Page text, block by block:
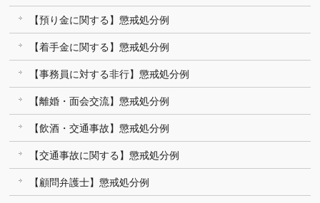
【預り金に関する】懲戒処分例
【着手金に関する】懲戒処分例
【事務員に対する非行】懲戒処分例
【離婚・面会交流】懲戒処分例
【飲酒・交通事故】懲戒処分例
【交通事故に関する】懲戒処分例
【顧問弁護士】懲戒処分例